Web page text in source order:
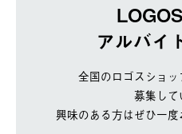
アルバイ
全国のロゴスショ
募集して
興味のある方はぜひ一度